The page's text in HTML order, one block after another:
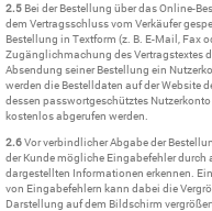
2.5 Bei der Bestellung über das Online-
dem Vertragsschluss vom Verkäufer
Bestellung in Textform (z. B. E-Mail, Fax
Zugänglichmachung des Vertragstextes
Absendung seiner Bestellung ein
werden die Bestelldaten auf der Website
dessen passwortgeschütztes
kostenlos abgerufen werden.
2.6Vor verbindlicher Abgabe der
der Kunde mögliche Eingabefehler durch
dargestellten Informationen erkennen.
von Eingabefehlern kann dabei die
Darstellung auf dem Bildschirm